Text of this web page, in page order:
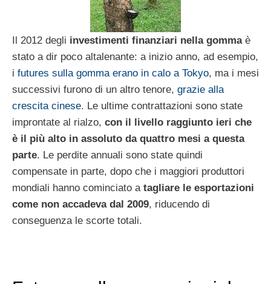
Il 2012 degli investimenti finanziari nella gommaè
stato a dir poco altalenante: a inizio anno, ad esempio,
i futures sulla gomma erano in calo a Tokyo, ma i mesi
successivi furono di un altro tenore, grazie alla
crescita cinese. Le ultime contrattazioni sono state
improntate al rialzo, con il livello raggiunto ieri che
è il più alto in assoluto da quattro mesi a questa
parte. Le perdite annuali sono state quindi
compensate in parte, dopo che i maggiori produttori
mondiali hanno cominciato a tagliare le esportazioni
come non accadeva dal 2009, riducendo di
conseguenza le scorte totali.